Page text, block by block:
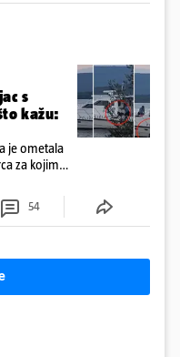
s
kažu:
je ometala
za kojim
54